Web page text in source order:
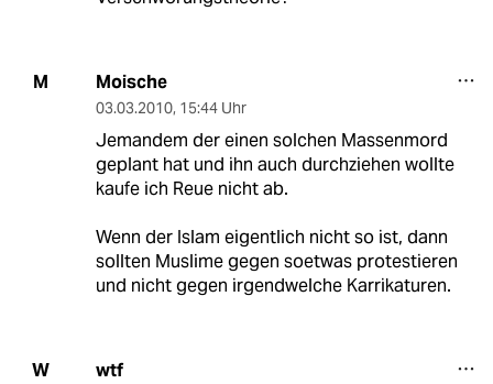
M Moische
03.03.2010, 15:44 Uhr
Jemandem der einen solchen Massenmord
geplant hat und ihn auch durchziehen wollte
kaufe ich Reue nicht ab.
Wenn der Islam eigentlich nicht so ist, dann
sollten Muslime gegen soetwas protestieren
und nicht gegen irgendwelche Karrikaturen.
W wtf